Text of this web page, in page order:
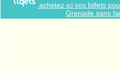
achetez ici vos billets
Grenade sans